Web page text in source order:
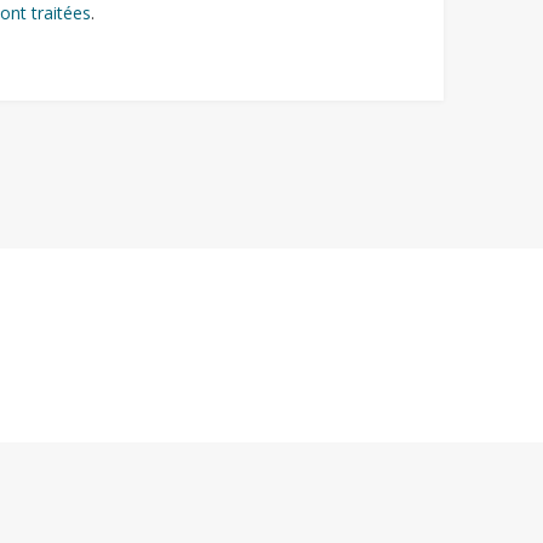
traitées.